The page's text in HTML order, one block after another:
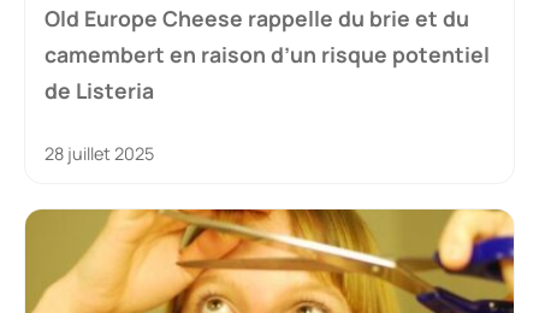
Old Europe Cheese rappelle du brie et du
camembert en raison d’un risque potentiel
de Listeria
28 juillet 2025